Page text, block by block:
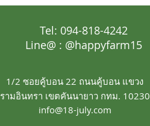
Tel: 094-818-4242
Line@ : @happyfarm15
1/2 ซอยคู้บอน 22 ถนนคู้บอน แขวง
รามอินทรา เขตคันนายาว กทม. 10230
info@18-july.com